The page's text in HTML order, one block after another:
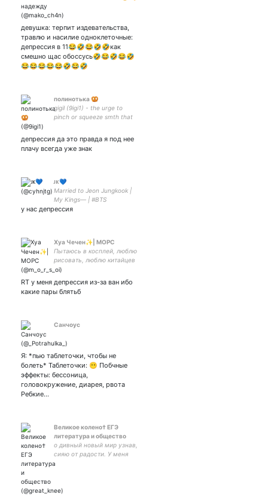
девушка: терпит издевательства,
травлю и насилие одноклеточные:
депрессия в 11😂🤣😂🤣🤣как
смешно щас обоссусь🤣😂🤣😂🤣
😂😂😂😂😂🤣😂🤣
полинотька 🥨
gigil (9igi1) - the urge to
pinch or squeeze smth that
называйте как хотите
депрессия да это правда я под нее
плачу всегда уже знак
ᴊᴋ💙
Married to Jeon Jungkook |
My Kings— | #BTS
#TOMORROW_X_TOGETHER
у нас депрессия
Хуа Чечен✨| МОРС
Пытаюсь в косплей, люблю
рисовать, люблю китайцев
больше жизни инст👉
RT у меня депрессия из-за ван ибо
какие пары блятьб
Санчоус
Я: *пью таблеточки, чтобы не
болеть* Таблеточки: 😶 Побчные
эффекты: бессоница,
головокружение, диарея, рвота
Ребкие…
Великое колено† ЕГЭ
литература и общество
о дивный новый мир узнав,
сияю от радости. У меня
нет Тик-Тока, я ничего не